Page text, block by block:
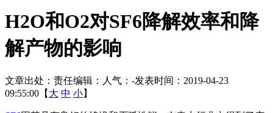
H2O和O2对SF6降解效率和降
解产物的影响
文章出处： 责任编辑： 人气： -发表时间：2019-04-23
09:55:00【 大 中 小】